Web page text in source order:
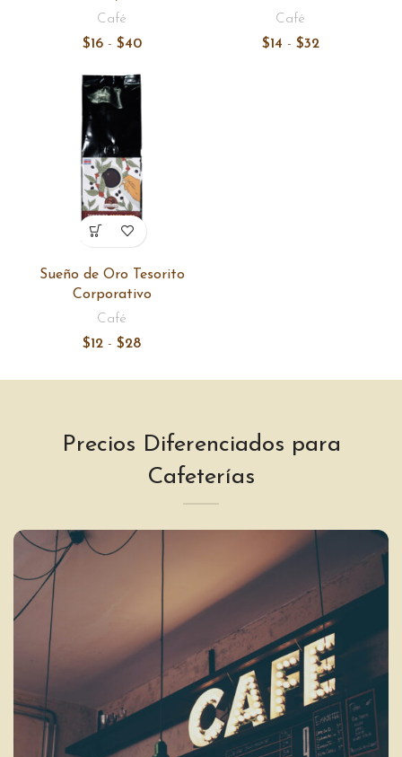
Café
$16 - $40Rango
precios:
$16
$40
Café
$14 - $32Rango
Sueño de Oro Tesorito
Corporativo
Café
$12 - $28Rango
precios:
hasta
$28
Precios Diferenciados para
Cafeterías